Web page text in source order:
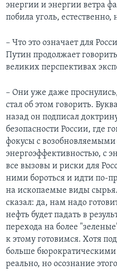
энергии и энергии ветра
побила уголь, естественно,
– Что это означает для
Путин продолжает
великих перспективах
– Они уже даже
стал об этом говорить.
назад он подписал
безопасности России, где
фокусы с
энергоэффективностью, с
все вызовы и риски для
ними бороться и идти по-
на ископаемые виды
сказал: да, нам надо
нефть будет падать в
перехода на более
к этому готовимся. Хотя
больше
реально, но осознание